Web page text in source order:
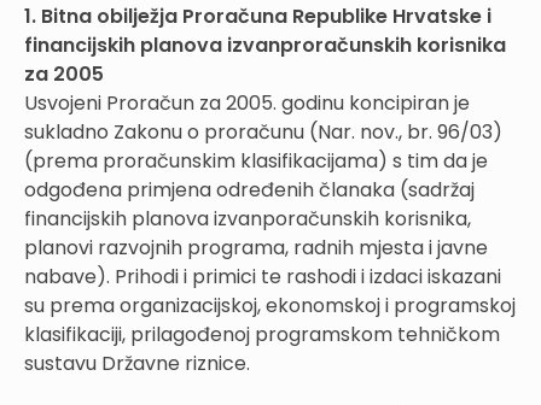
1. Bitna obilježja Proračuna Republike Hrvatske i
financijskih planova izvanproračunskih korisnika
za 2005
Usvojeni Proračun za 2005. godinu koncipiran je
sukladno Zakonu o proračunu (Nar. nov., br. 96/03)
(prema proračunskim klasifikacijama) s tim da je
odgođena primjena određenih članaka (sadržaj
financijskih planova izvanporačunskih korisnika,
planovi razvojnih programa, radnih mjesta i javne
nabave). Prihodi i primici te rashodi i izdaci iskazani
su prema organizacijskoj, ekonomskoj i programskoj
klasifikaciji, prilagođenoj programskom tehničkom
sustavu Državne riznice.